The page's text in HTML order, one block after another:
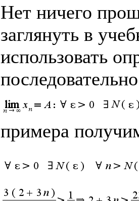
Нет ничего
заглянуть в
использовать
примера